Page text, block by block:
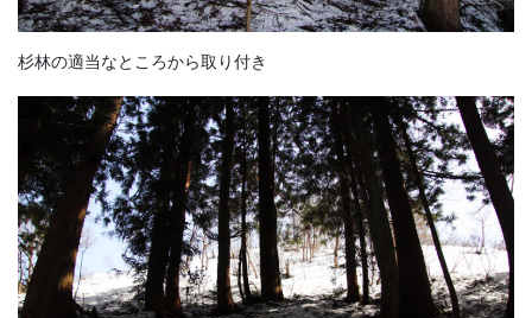
杉林の適当なところから取り付き